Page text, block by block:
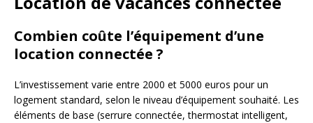
Combien coûte l’équipement d’une
location connectée ?
L’investissement varie entre 2000 et 5000 euros pour un
logement standard, selon le niveau d’équipement souhaité. Les
éléments de base (serrure connectée, thermostat intelligent,